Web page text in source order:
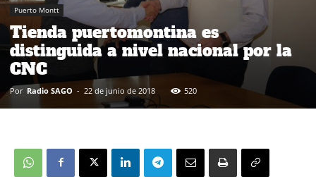
Puerto Montt
Tienda puertomontina es
distinguida a nivel nacional por la
CNC
Por Radio SAGO - 22 de junio de 2018 520